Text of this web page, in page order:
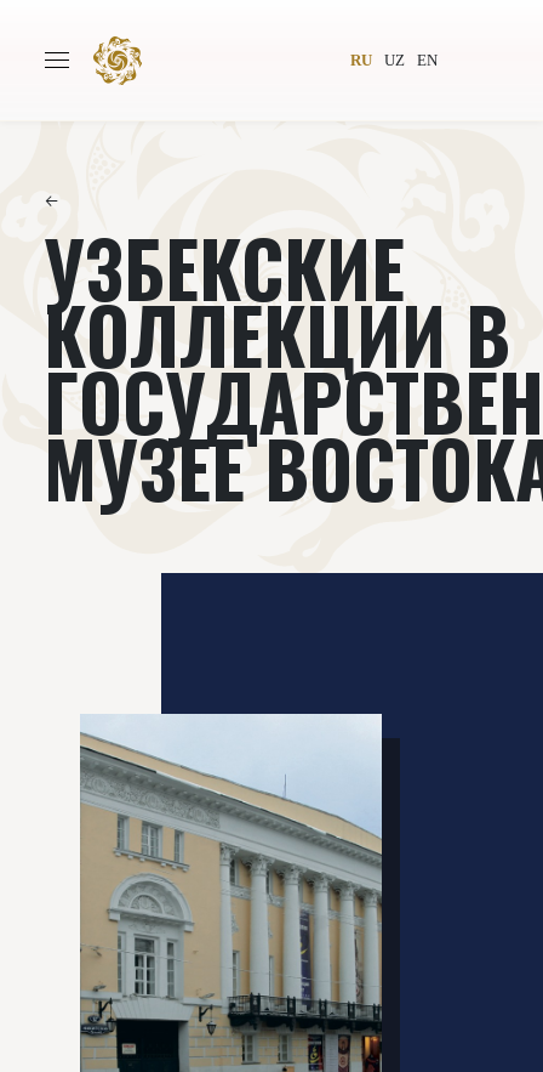
RU UZ EN
Авторы Всемирное общество
Издательство Новости
Проекты Подкасты
Книги Видеолекторий
←
УЗБЕКСКИЕ
КОЛЛЕКЦИИ В
МУЗЕЕ